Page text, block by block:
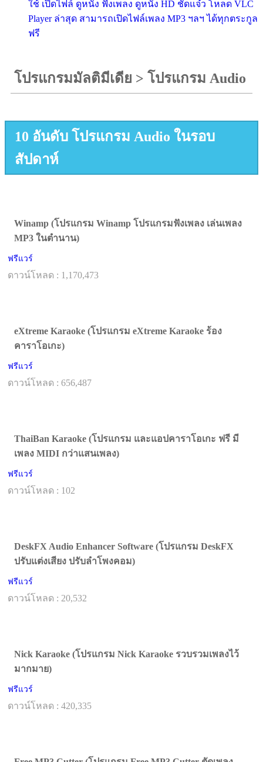
ใช้ เปิดไฟล์ ดูหนัง ฟังเพลง ดูหนัง HD ชัดแจ๋ว โหลด VLC
Player ล่าสุด สามารถเปิดไฟล์เพลง MP3 ฯลฯ ได้ทุกตระกูล
ฟรี
โปรแกรมมัลติมีเดีย > โปรแกรม Audio
10 อันดับ โปรแกรม Audio ในรอบ
สัปดาห์
Winamp (โปรแกรม Winamp โปรแกรมฟังเพลง เล่นเพลง
MP3 ในตำนาน)
ฟรีแวร์
ดาวน์โหลด : 1,170,473
eXtreme Karaoke (โปรแกรม eXtreme Karaoke ร้อง
คาราโอเกะ)
ฟรีแวร์
ดาวน์โหลด : 656,487
ThaiBan Karaoke (โปรแกรม และแอปคาราโอเกะ ฟรี มี
เพลง MIDI กว่าแสนเพลง)
ฟรีแวร์
ดาวน์โหลด : 102
DeskFX Audio Enhancer Software (โปรแกรม DeskFX
ปรับแต่งเสียง ปรับลำโพงคอม)
ฟรีแวร์
ดาวน์โหลด : 20,532
Nick Karaoke (โปรแกรม Nick Karaoke รวบรวมเพลงไว้
มากมาย)
ฟรีแวร์
ดาวน์โหลด : 420,335